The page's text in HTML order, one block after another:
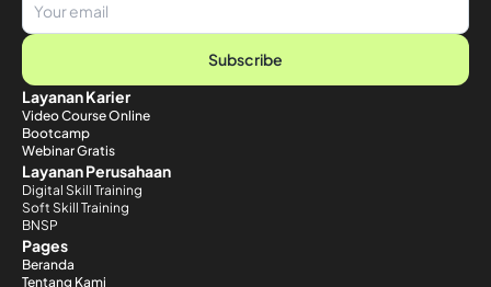
Subscribe
Layanan Karier
Video Course Online
Bootcamp
Webinar Gratis
Layanan Perusahaan
Digital Skill Training
Soft Skill Training
BNSP
Pages
Beranda
Tentang Kami